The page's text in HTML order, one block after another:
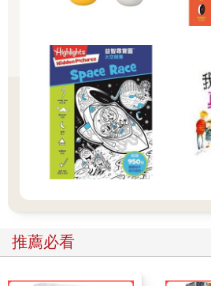
推薦必看